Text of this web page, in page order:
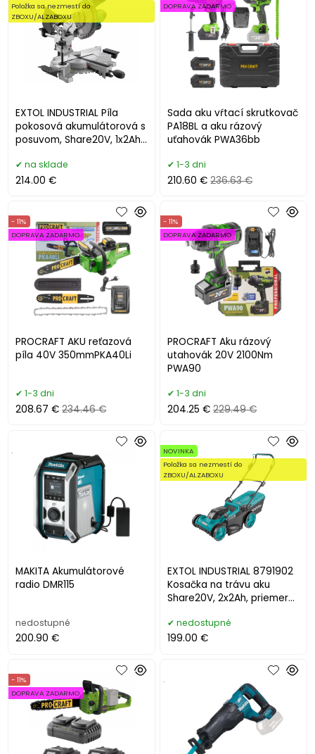
EXTOL INDUSTRIAL Píla
pokosová akumulátorová s
posuvom, Share20V, 1x2Ah
Položka sa nezmestí do
ZBOXU/ALZABOXU
na sklade
214.00 €
Sada aku vŕtací skrutkovač
PA18BL a aku rázový
uťahovák PWA36bb
DOPRAVA ZADARMO
1-3 dni
210.60 € 236.63 €
PROCRAFT AKU reťazová
píla 40V 350mmPKA40Li
- 11%
DOPRAVA ZADARMO
1-3 dni
208.67 € 234.46 €
PROCRAFT Aku rázový
utahovák 20V 2100Nm
PWA90
- 11%
DOPRAVA ZADARMO
1-3 dni
204.25 € 229.49 €
MAKITA Akumulátorové
radio DMR115
.
nedostupné
200.90 €
EXTOL INDUSTRIAL 8791902
Kosačka na trávu aku
Share20V, 2x2Ah, priemer
NOVINKA
Položka sa nezmestí do
ZBOXU/ALZABOXU
nedostupné
199.00 €
- 11%
DOPRAVA ZADARMO
.